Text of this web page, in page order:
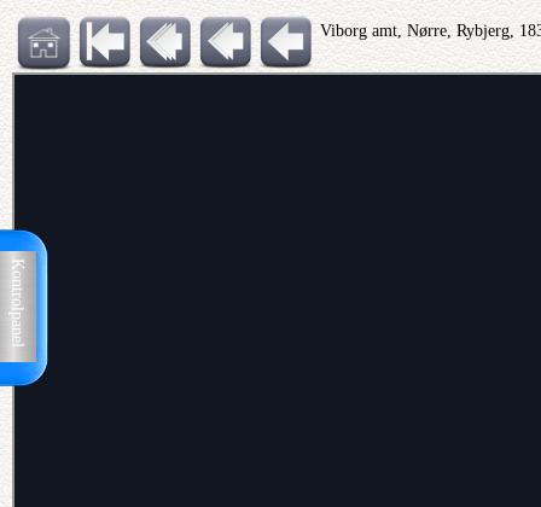
Kontrolpanel
Viborg amt, Nørre, Rybjerg,